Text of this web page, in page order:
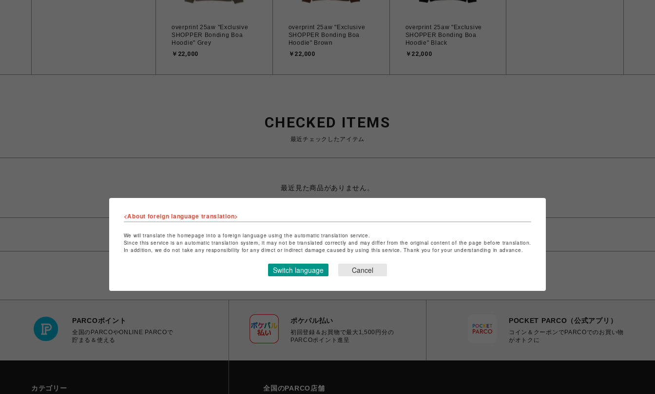
overprint 25aw "Exclusive
SHOPPER Bonding Boa
Hoodie" Grey
￥22,000
overprint 25aw "Exclusive
SHOPPER Bonding Boa
Hoodie" Brown
￥22,000
overprint 25aw "Exclusive
SHOPPER Bonding Boa
Hoodie" Black
￥22,000
CHECKED ITEMS
最近チェックしたアイテム
最近見た商品がありません。
PARCOポイント
全国のPARCOやONLINE PARCOで
貯まる＆使える
ポケパル払い
初回登録＆お買物で最大1,500円分の
PARCOポイント進呈
POCKET PARCO（公式アプリ）
コイン＆クーポンでPARCOでのお買い物
がオトクに
カテゴリー 全国のPARCO店舗
<About foreign language translation>
We will translate the homepage into a foreign language using the automatic translation service.
Since this service is an automatic translation system, it may not be translated correctly and may differ from the original content of the page before translation.
In addition, we do not take any responsibility for any direct or indirect damage caused by using this service. Thank you for your understanding in advance.
Switch language Cancel